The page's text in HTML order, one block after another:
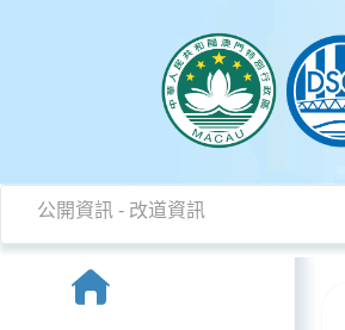
公開資訊 - 改道資訊